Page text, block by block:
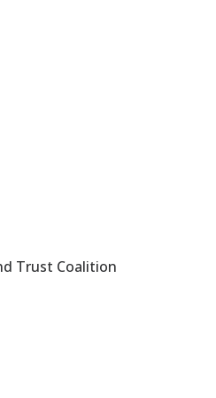
Trust Coalition